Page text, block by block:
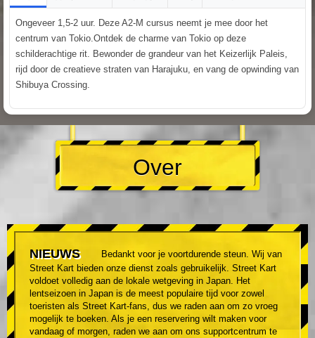
Ongeveer 1,5-2 uur. Deze A2-M cursus neemt je mee door het
centrum van Tokio.Ontdek de charme van Tokio op deze
schilderachtige rit. Bewonder de grandeur van het Keizerlijk Paleis,
rijd door de creatieve straten van Harajuku, en vang de opwinding van
Shibuya Crossing.
Over
NIEUWS
Bedankt voor je voortdurende steun. Wij van
Street Kart bieden onze dienst zoals gebruikelijk. Street Kart
voldoet volledig aan de lokale wetgeving in Japan. Het
lentseizoen in Japan is de meest populaire tijd voor zowel
toeristen als Street Kart-fans, dus we raden aan om zo vroeg
mogelijk te boeken. Als je een reservering wilt maken voor
vandaag of morgen, raden we aan om ons supportcentrum te